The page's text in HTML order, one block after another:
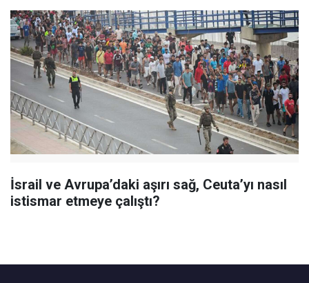
İsrail ve Avrupa’daki aşırı sağ, Ceuta’yı nasıl
istismar etmeye çalıştı?